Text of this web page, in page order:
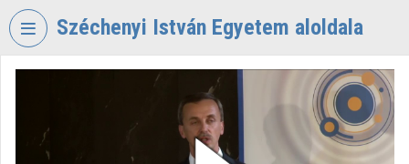
Fejléc kihagyása
Széchenyi István Egyetem aloldala
SZÉCHENYI
ISTVÁN